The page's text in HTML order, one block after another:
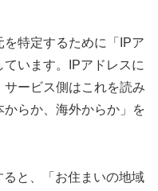
特定するために「IPア
ています。IPアドレスに
ービス側はこれを読み
らか、海外からか」を
と、「お住まいの地域